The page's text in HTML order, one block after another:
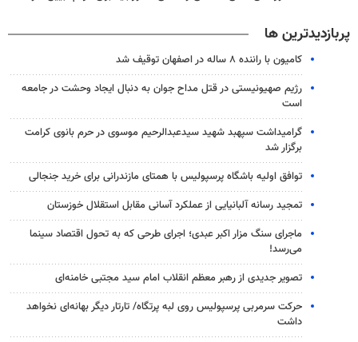
پربازدیدترین ها
کامیون با راننده ۸ ساله در اصفهان توقیف شد
رژیم صهیونیستی در قتل مداح جوان به دنبال ایجاد وحشت در جامعه
است
گرامیداشت سپهبد شهید سیدعبدالرحیم موسوی در حرم بانوی کرامت
برگزار شد
توافق اولیه باشگاه پرسپولیس با همتای مازندرانی برای خرید جنجالی
تمجید رسانه آلبانیایی از عملکرد آسانی مقابل استقلال خوزستان
ماجرای سنگ مزار اکبر عبدی؛ اجرای طرحی که به تحول اقتصاد سینما
می‌رسد!
تصویر جدیدی از رهبر معظم انقلاب امام سید مجتبی خامنه‌ای
حرکت سرمربی پرسپولیس روی لبه پرتگاه/ تارتار دیگر بهانه‌ای نخواهد
داشت